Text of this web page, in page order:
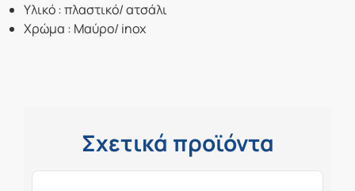
Υλικό : πλαστικό/ ατσάλι
Χρώμα : Μαύρο/ inox
Σχετικά προϊόντα